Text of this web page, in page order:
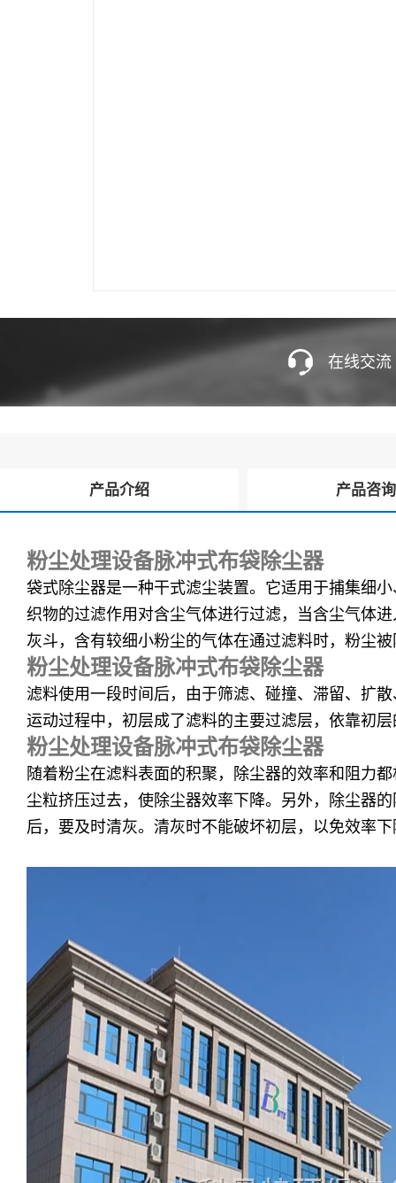
在线交流
产品介绍 产品咨询
粉尘处理设备脉冲式布袋除尘器
袋式除尘器是一种干式滤尘装置。它适用于捕集细
织物的过滤作用对含尘气体进行过滤，当含尘气体
灰斗，含有较细小粉尘的气体在通过滤料时，粉尘
粉尘处理设备脉冲式布袋除尘器
滤料使用一段时间后，由于筛滤、碰撞、滞留、扩
运动过程中，初层成了滤料的主要过滤层，依靠初
粉尘处理设备脉冲式布袋除尘器
随着粉尘在滤料表面的积聚，除尘器的效率和阻力
尘粒挤压过去，使除尘器效率下降。另外，除尘器
后，要及时清灰。清灰时不能破坏初层，以免效率下